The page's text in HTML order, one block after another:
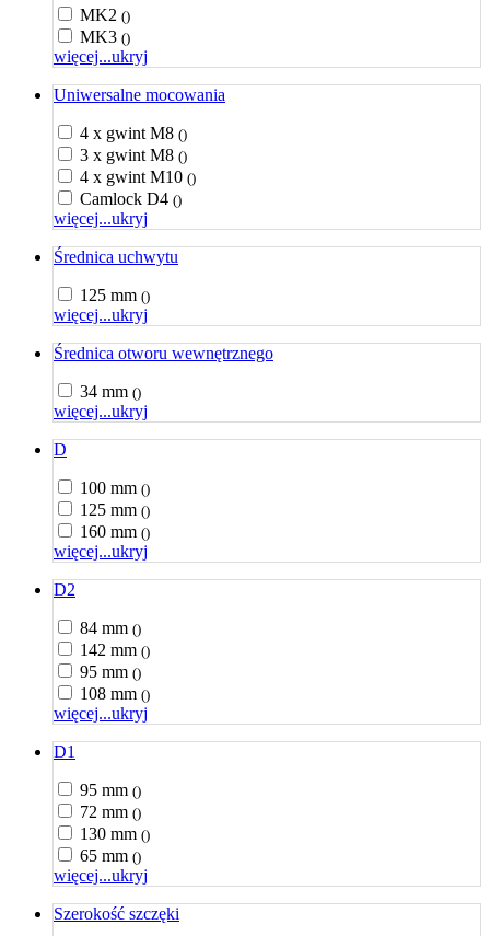
MK2 ()
MK3 ()
więcej...ukryj
Uniwersalne mocowania
4 x gwint M8 ()
3 x gwint M8 ()
4 x gwint M10 ()
Camlock D4 ()
więcej...ukryj
Średnica uchwytu
125 mm ()
więcej...ukryj
Średnica otworu wewnętrznego
34 mm ()
więcej...ukryj
D
100 mm ()
125 mm ()
160 mm ()
więcej...ukryj
D2
84 mm ()
142 mm ()
95 mm ()
108 mm ()
więcej...ukryj
D1
95 mm ()
72 mm ()
130 mm ()
65 mm ()
więcej...ukryj
Szerokość szczęki